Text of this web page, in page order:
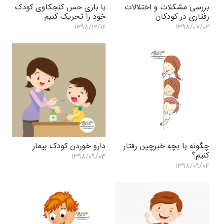
بررسی مشکلات و اختلالات
رفتاری در کودکان
۱۳۹۸/۰۷/۰۲
با بازی حس کنجکاوی کودک
خود را تحریک کنیم
۱۳۹۸/۱۲/۱۶
چگونه با بچه خبرچین رفتار
کنیم؟
۱۳۹۸/۰۹/۰۴
دارو خوردن کودک بیمار
۱۳۹۸/۰۹/۰۳